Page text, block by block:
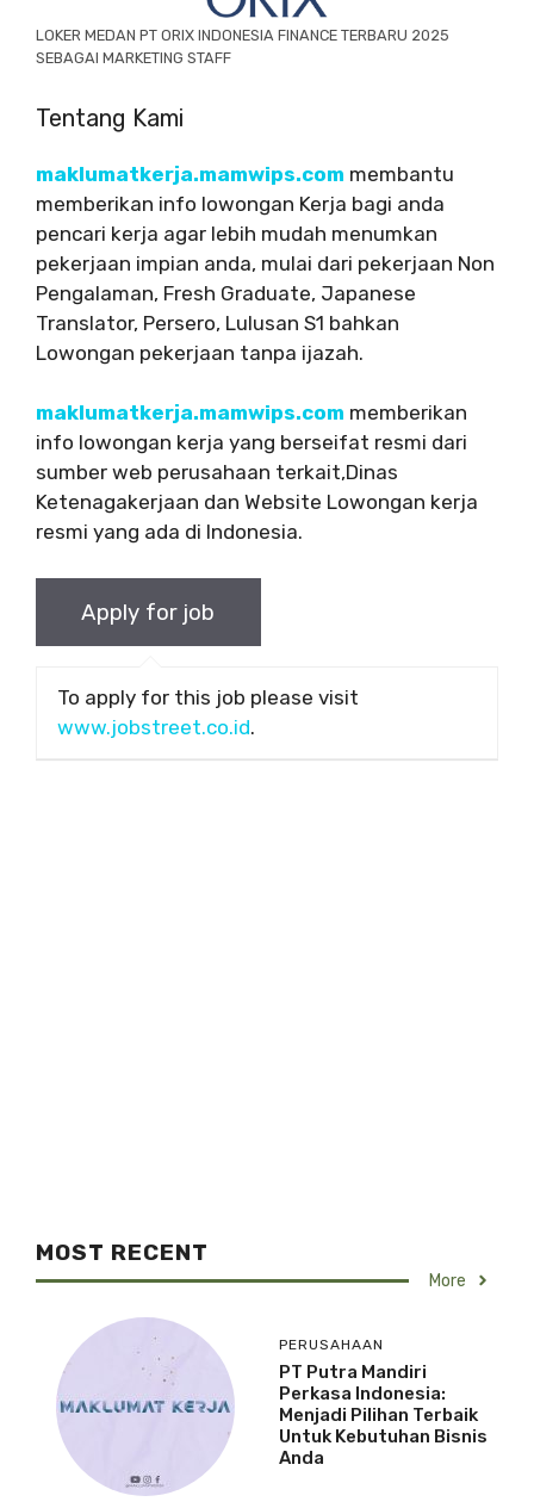
LOKER MEDAN PT ORIX INDONESIA FINANCE TERBARU 2025
SEBAGAI MARKETING STAFF
Tentang Kami
maklumatkerja.mamwips.com membantu
memberikan info lowongan Kerja bagi anda
pencari kerja agar lebih mudah menumkan
pekerjaan impian anda, mulai dari pekerjaan Non
Pengalaman, Fresh Graduate, Japanese
Translator, Persero, Lulusan S1 bahkan
Lowongan pekerjaan tanpa ijazah.
maklumatkerja.mamwips.com memberikan
info lowongan kerja yang berseifat resmi dari
sumber web perusahaan terkait,Dinas
Ketenagakerjaan dan Website Lowongan kerja
resmi yang ada di Indonesia.
To apply for this job please visit
www.jobstreet.co.id.
MOST RECENT
More
PERUSAHAAN
PT Putra Mandiri
Perkasa Indonesia:
Menjadi Pilihan Terbaik
Untuk Kebutuhan Bisnis
Anda